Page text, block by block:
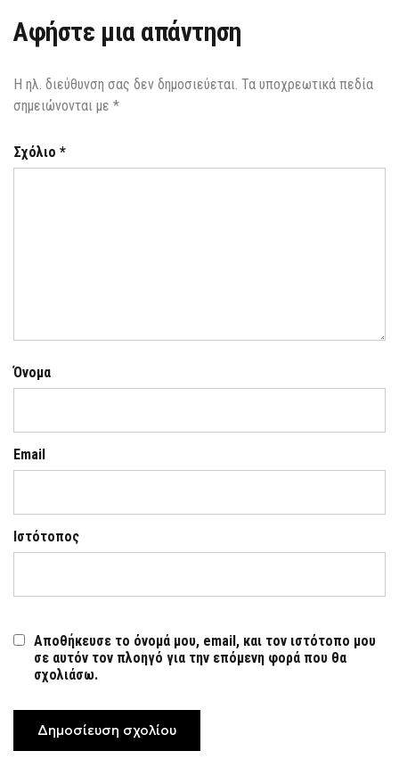
Αφήστε μια απάντηση
Η ηλ. διεύθυνση σας δεν δημοσιεύεται. Τα υποχρεωτικά πεδία
σημειώνονται με *
Σχόλιο *
Όνομα
Email
Ιστότοπος
Αποθήκευσε το όνομά μου, email, και τον ιστότοπο μου
σε αυτόν τον πλοηγό για την επόμενη φορά που θα
σχολιάσω.